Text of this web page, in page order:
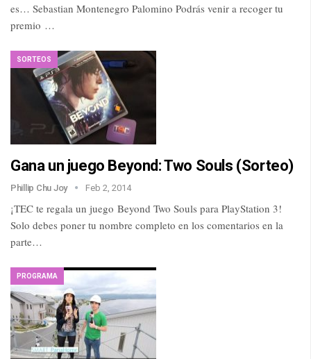
es… Sebastian Montenegro Palomino Podrás venir a recoger tu
premio …
SORTEOS
Gana un juego Beyond: Two Souls (Sorteo)
Phillip Chu Joy Feb 2, 2014
¡TEC te regala un juego Beyond Two Souls para PlayStation 3!
Solo debes poner tu nombre completo en los comentarios en la
parte…
PROGRAMA